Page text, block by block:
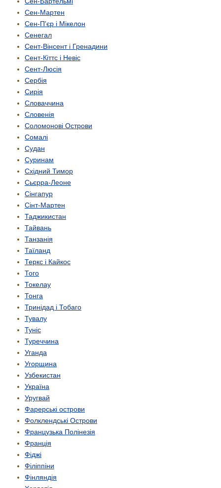
Сен-Мартен
Сен-П'єр і Мікелон
Сенегал
Сент-Вінсент і Гренадини
Сент-Кіттс і Невіс
Сент-Люсія
Сербія
Сирія
Словаччина
Словенія
Соломонові Острови
Сомалі
Судан
Суринам
Східний Тимор
Сьєрра-Леоне
Сінгапур
Сінт-Мартен
Таджикистан
Тайвань
Танзанія
Таїланд
Теркс і Кайкос
Того
Токелау
Тонга
Тринідад і Тобаго
Тувалу
Туніс
Туреччина
Уганда
Угорщина
Узбекистан
Україна
Уругвай
Фарерські острови
Фолклендські Острови
Французька Полінезія
Франція
Фіджі
Філіппіни
Фінляндія